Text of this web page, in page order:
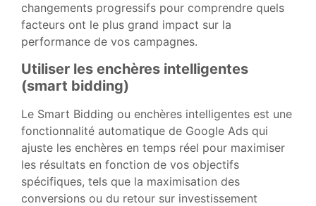
changements progressifs pour comprendre quels
facteurs ont le plus grand impact sur la
performance de vos campagnes.
Utiliser les enchères intelligentes
(smart bidding)
Le Smart Bidding ou enchères intelligentes est une
fonctionnalité automatique de Google Ads qui
ajuste les enchères en temps réel pour maximiser
les résultats en fonction de vos objectifs
spécifiques, tels que la maximisation des
conversions ou du retour sur investissement